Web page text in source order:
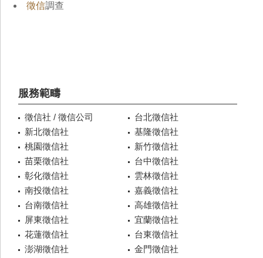
徵信調查
服務範疇
徵信社 / 徵信公司
台北徵信社
新北徵信社
基隆徵信社
桃園徵信社
新竹徵信社
苗栗徵信社
台中徵信社
彰化徵信社
雲林徵信社
南投徵信社
嘉義徵信社
台南徵信社
高雄徵信社
屏東徵信社
宜蘭徵信社
花蓮徵信社
台東徵信社
澎湖徵信社
金門徵信社